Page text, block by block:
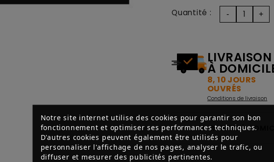
Notre site internet utilise des cookies pour garantir son bon
fonctionnement et optimiser ses performances techniques.
D'autres cookies peuvent également être utilisés pour
personnaliser l'affichage de nos pages, analyser le trafic, ou
diffuser et mesurer des publicités pertinentes.
Quantité :
LIVRAISON
À
8, 10 JOURS
OUVRÉS
Conditions de livraison
LIVRAISON À